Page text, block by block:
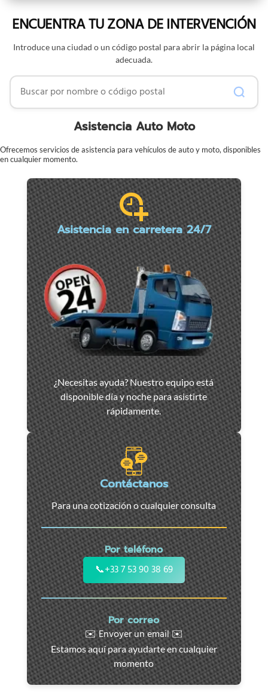
ENCUENTRA TU ZONA DE INTERVENCIÓN
Introduce una ciudad o un código postal para abrir la página local
adecuada.
Buscar por nombre o código postal
Asistencia Auto Moto
Ofrecemos servicios de asistencia para vehículos de auto y moto, disponibles
en cualquier momento.
Asistencia en carretera 24/7
Asistencia
y
remolque
de
coches
en
Marsella
-
Servicio
24/7
para
coches,
motos
y
vehículos
utilitarios.
Intervención
rápida
en
toda
la
región
¿Necesitas ayuda? Nuestro equipo está
disponible día y noche para asistirte
rápidamente.
Contáctanos
Para una cotización o cualquier consulta
Por teléfono
📞+33 7 53 90 38 69
Por correo
✉️ Envoyer un email ✉️
Estamos aquí para ayudarte en cualquier
momento